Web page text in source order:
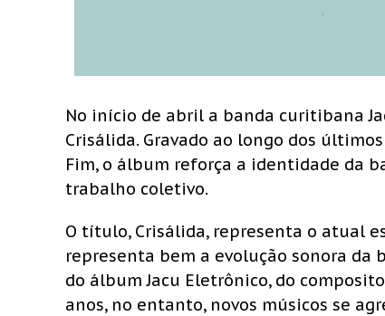
No início de abril a banda curitibana
Crisálida. Gravado ao longo dos
Fim, o álbum reforça a identidade da
trabalho coletivo.
O título, Crisálida, representa o atual
representa bem a evolução sonora da
do álbum Jacu Eletrônico, do
anos, no entanto, novos músicos se